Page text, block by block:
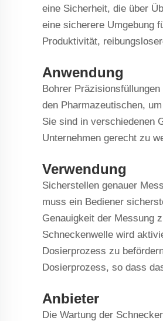
eine Sicherheit, die über
eine sicherere Umgebung
Produktivität,
Anwendung
Bohrer
den Pharmazeutischen,
Sie sind in verschiedenen
Unternehmen gerecht zu
Verwendung
Sicherstellen genauer
muss ein Bediener
Genauigkeit der Messung
Schneckenwelle wird
Dosierprozess zu
Dosierprozess, so dass
Anbieter
Die Wartung der